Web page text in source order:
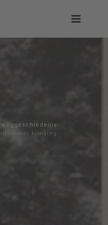
kruising